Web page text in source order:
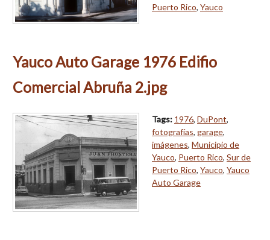
Puerto Rico, Yauco
Yauco Auto Garage 1976 Edifio
Comercial Abruña 2.jpg
Tags: 1976, DuPont,
fotografías, garage,
imágenes, Municipio de
Yauco, Puerto Rico, Sur de
Puerto Rico, Yauco, Yauco
Auto Garage